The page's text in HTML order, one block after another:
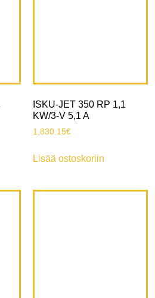
ISKU-JET 350 RP 1,1
KW/3-V 5,1 A
1,830.15€
Lisää ostoskoriin